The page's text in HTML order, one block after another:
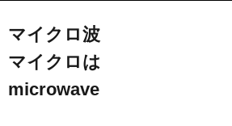
マイクロ波
マイクロは
microwave